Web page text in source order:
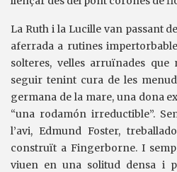
La Ruth i la Lucille van passant
aferrada a rutines
solteres, velles arruïnades
seguir tenint cura de les
germana de la mare, una dona
“una rodamón irreductible”.
l’avi, Edmund Foster,
construït a Fingerborne. I
viuen en una solitud densa i